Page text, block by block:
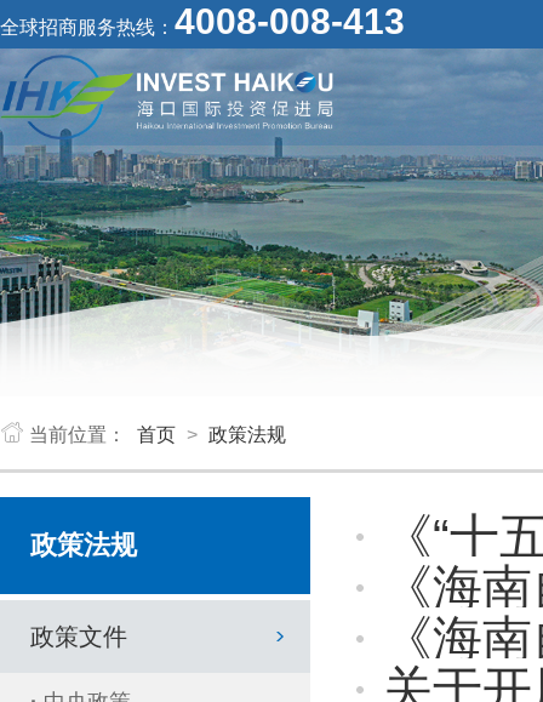
全球招商服务热线： 4008-008-413
当前位置： 首页 > 政策法规
政策法规
政策文件
《“
《海南
《海南
关于开展